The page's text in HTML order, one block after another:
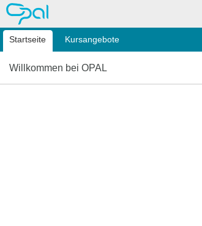
OPAL
Startseite Kursangebote
Willkommen bei OPAL